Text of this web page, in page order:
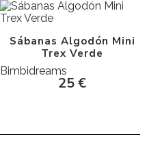
Sábanas Algodón Mini
Trex Verde
Bimbidreams
25€